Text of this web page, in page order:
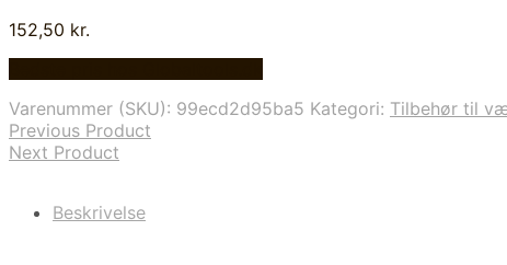
152,50 kr.
Varenummer (SKU): 99ecd2d95ba5 Kategori: Tilbehør til
Previous Product
Next Product
Beskrivelse